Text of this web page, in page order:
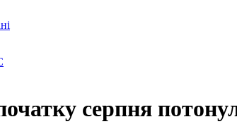
серпня